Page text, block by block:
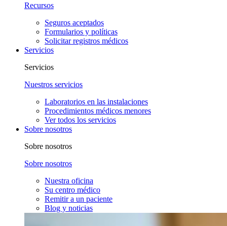
Recursos
Seguros aceptados
Formularios y políticas
Solicitar registros médicos
Servicios
Servicios
Nuestros servicios
Laboratorios en las instalaciones
Procedimientos médicos menores
Ver todos los servicios
Sobre nosotros
Sobre nosotros
Sobre nosotros
Nuestra oficina
Su centro médico
Remitir a un paciente
Blog y noticias